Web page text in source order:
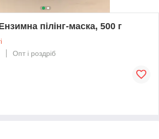
пілінг-маска, 500 г
Опт і роздріб